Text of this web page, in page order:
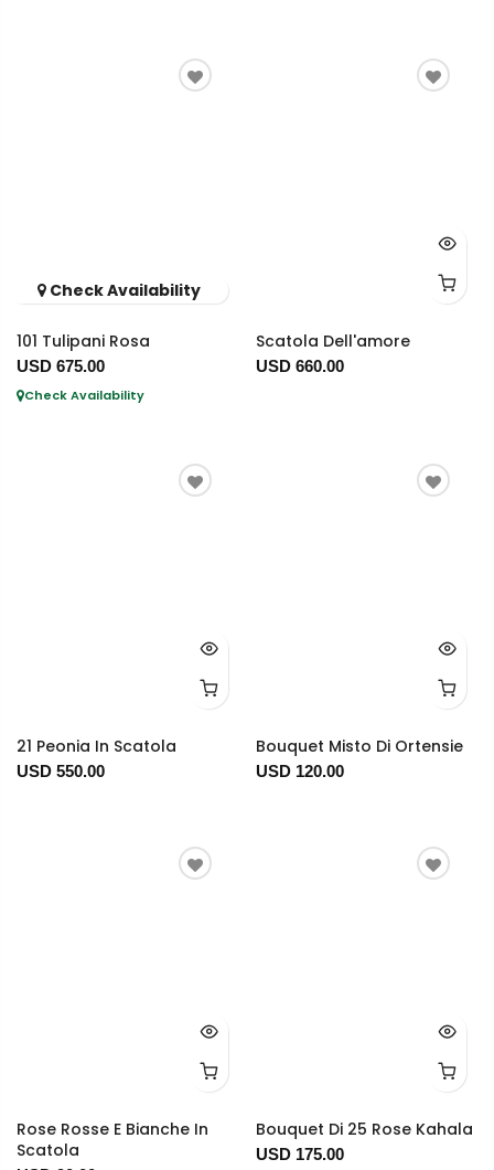
Check Availability
101 Tulipani Rosa
USD 675.00
Check Availability
Scatola Dell'amore
USD 660.00
21 Peonia In Scatola
USD 550.00
Bouquet Misto Di Ortensie
USD 120.00
Rose Rosse E Bianche In
Scatola
Bouquet Di 25 Rose Kahala
USD 175.00